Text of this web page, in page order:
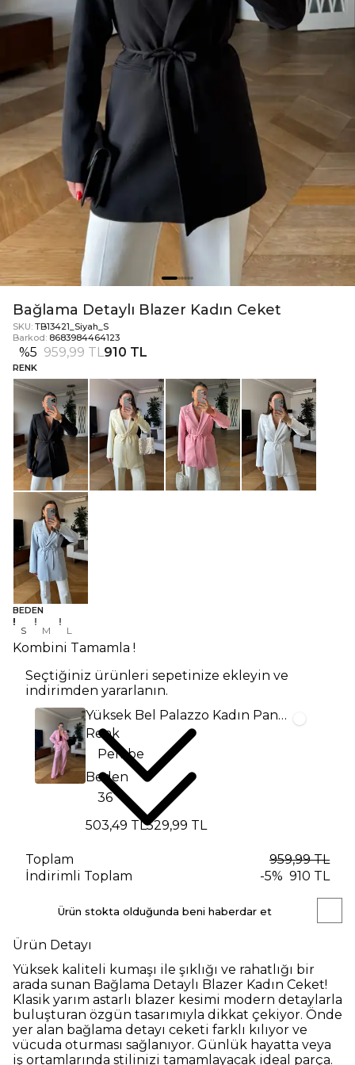
Bağlama Detaylı Blazer Kadın Ceket
SKU: TB13421_Siyah_S
Barkod: 8683984464123
%5 959,99 TL910 TL
RENK
BEDEN
S M L
Kombini Tamamla !
Seçtiğiniz ürünleri sepetinize ekleyin ve
indirimden yararlanın.
Yüksek Bel Palazzo Kadın Pantolon
Renk
Beden
503,49 TL529,99 TL
Toplam
959,99 TL
İndirimli Toplam
-5% 910 TL
Ürün stokta olduğunda beni haberdar et
Ürün Detayı
Yüksek kaliteli kumaşı ile şıklığı ve rahatlığı bir
arada sunan Bağlama Detaylı Blazer Kadın Ceket!
Klasik yarım astarlı blazer kesimi modern detaylarla
buluşturan özgün tasarımıyla dikkat çekiyor. Önde
yer alan bağlama detayı ceketi farklı kılıyor ve
vücuda oturması sağlanıyor. Günlük hayatta veya
iş ortamlarında stilinizi tamamlayacak ideal parça.